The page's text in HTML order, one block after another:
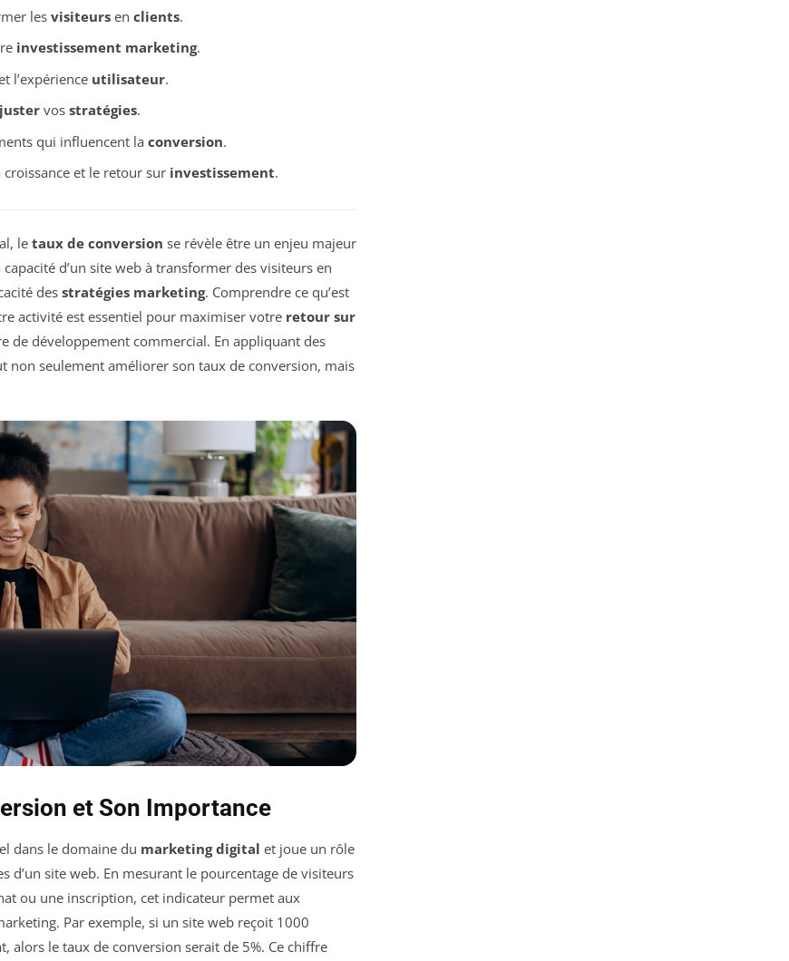
les visiteursen clients.
investissement marketing.
l’expérience utilisateur.
vos stratégies.
qui influencent la conversion.
croissance et le retour sur investissement.
le taux de conversion se révèle être un enjeu majeur
d’un site web à transformer des visiteurs en
des stratégies marketing. Comprendre ce qu’est
activité est essentiel pour maximiser votre retour sur
de développement commercial. En appliquant des
non seulement améliorer son taux de conversion, mais
et Son Importance
dans le domaine du marketing digital et joue un rôle
d’un site web. En mesurant le pourcentage de visiteurs
ou une inscription, cet indicateur permet aux
Par exemple, si un site web reçoit 1000
alors le taux de conversion serait de 5%. Ce chiffre